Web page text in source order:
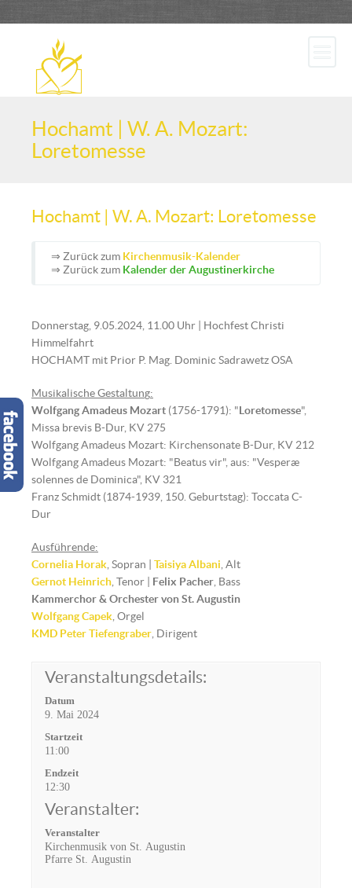
Hochamt | W. A. Mozart:
Loretomesse
Hochamt | W. A. Mozart: Loretomesse
⇒ Zurück zum Kirchenmusik-Kalender
⇒ Zurück zum Kalender der Augustinerkirche
Donnerstag, 9.05.2024, 11.00 Uhr | Hochfest Christi
Himmelfahrt
HOCHAMT mit Prior P. Mag. Dominic Sadrawetz OSA
Musikalische Gestaltung:
Wolfgang Amadeus Mozart (1756-1791): "Loretomesse",
Missa brevis B-Dur, KV 275
Wolfgang Amadeus Mozart: Kirchensonate B-Dur, KV 212
Wolfgang Amadeus Mozart: "Beatus vir", aus: "Vesperæ
solennes de Dominica", KV 321
Franz Schmidt (1874-1939, 150. Geburtstag): Toccata C-
Dur
Ausführende:
Cornelia Horak , Sopran | Taisiya Albani , Alt
Gernot Heinrich , Tenor | Felix Pacher , Bass
Kammerchor & Orchester von St. Augustin
Wolfgang Capek , Orgel
KMD Peter Tiefengraber , Dirigent
Veranstaltungsdetails:
Datum
9. Mai 2024
Startzeit
11:00
Endzeit
12:30
Veranstalter:
Veranstalter
Kirchenmusik von St. Augustin
Pfarre St. Augustin